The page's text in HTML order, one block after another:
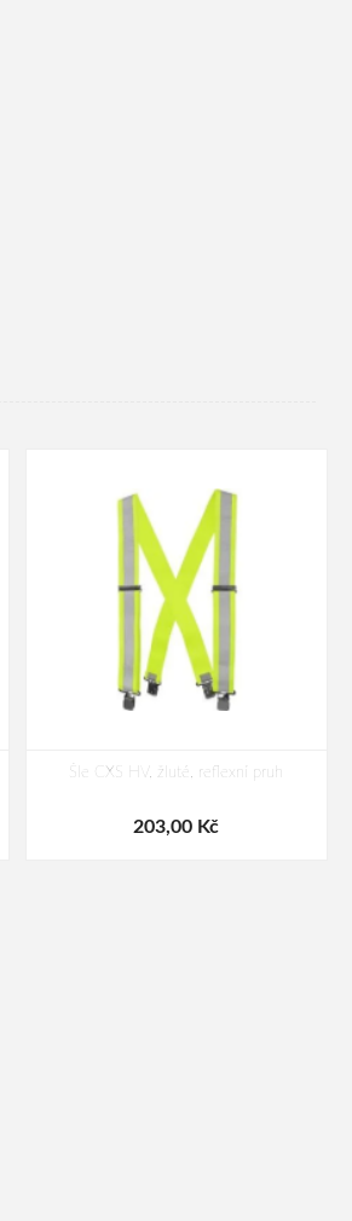
Šle CXS HV, žluté, reflexní pruh
203,00 Kč